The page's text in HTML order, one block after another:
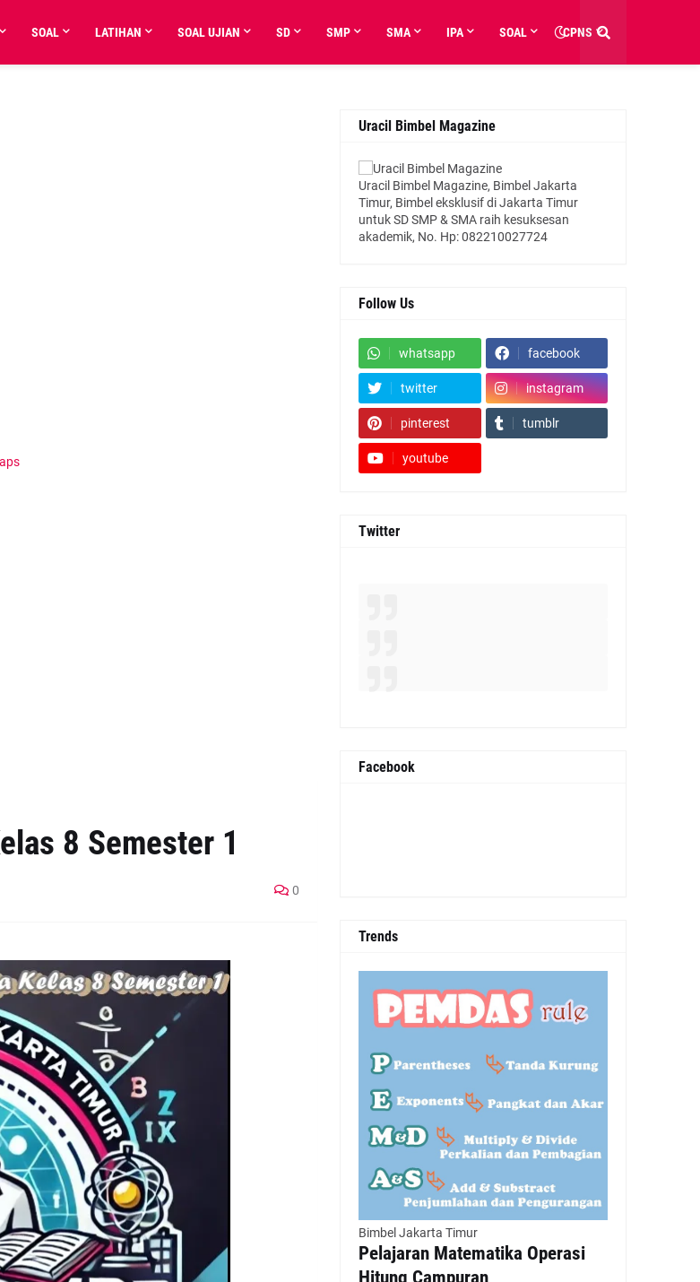
SOAL LATIHAN SOAL UJIAN SD SMP SMA IPA SOAL CPNS
8 Semester 1
0
Uracil Bimbel Magazine
Uracil Bimbel Magazine, Bimbel Jakarta
Timur, Bimbel eksklusif di Jakarta Timur
untuk SD SMP & SMA raih kesuksesan
akademik, No. Hp: 082210027724
Follow Us
whatsapp facebook
twitter instagram
pinterest tumblr
youtube
Twitter
Facebook
Trends
Bimbel Jakarta Timur
Pelajaran Matematika Operasi
Hitung Campuran